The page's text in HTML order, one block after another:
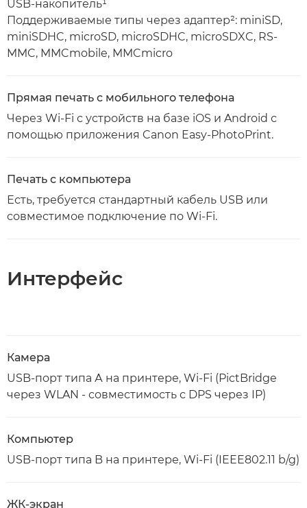
USB-накопитель¹
Поддерживаемые типы через адаптер²: miniSD,
miniSDHC, microSD, microSDHC, microSDXC, RS-
MMC, MMCmobile, MMCmicro
Прямая печать с мобильного телефона
Через Wi-Fi с устройств на базе iOS и Android с
помощью приложения Canon Easy-PhotoPrint.
Печать с компьютера
Есть, требуется стандартный кабель USB или
совместимое подключение по Wi-Fi.
Интерфейс
Камера
USB-порт типа А на принтере, Wi-Fi (PictBridge
через WLAN - совместимость с DPS через IP)
Компьютер
USB-порт типа B на принтере, Wi-Fi (IEEE802.11 b/g)
ЖК-экран